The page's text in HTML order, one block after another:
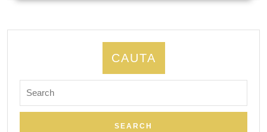
CAUTA
for: